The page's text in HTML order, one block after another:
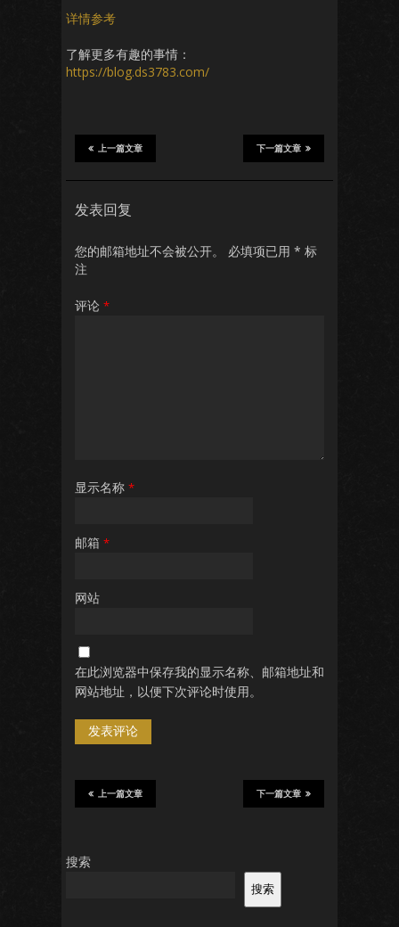
详情参考
了解更多有趣的事情：
https://blog.ds3783.com/
下一篇文章
上一篇文章
发表回复
您的邮箱地址不会被公开。 必填项已用 * 标
注
评论 *
显示名称 *
邮箱 *
网站
在此浏览器中保存我的显示名称、邮箱地址和
网站地址，以便下次评论时使用。
下一篇文章
上一篇文章
搜索
搜索